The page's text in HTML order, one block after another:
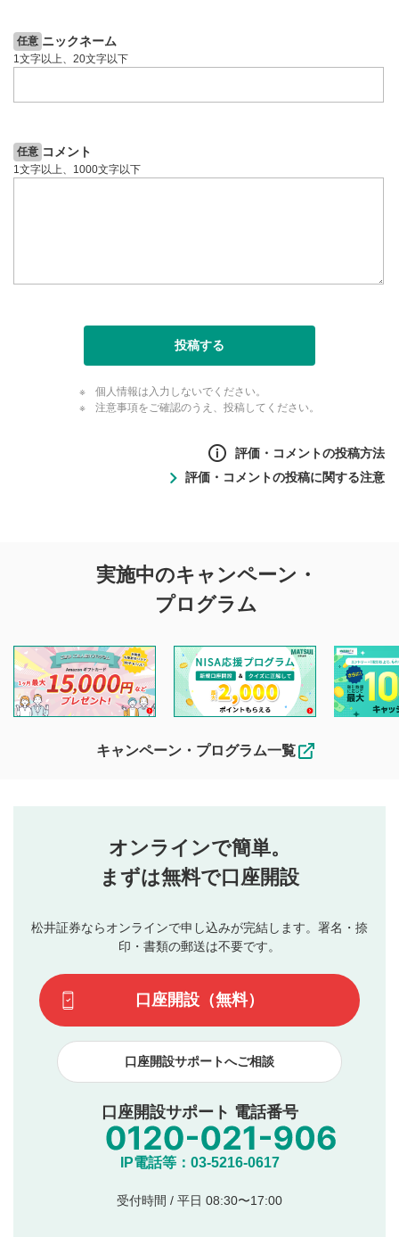
任意 ニックネーム
1文字以上、20文字以下
任意 コメント
1文字以上、1000文字以下
投稿する
個人情報は入力しないでください。
注意事項をご確認のうえ、投稿してください。
評価・コメントの投稿方法
投稿するボタン
星で評価をすると投稿できます。（お名前とコメント
3
動画の評価
です）
評価・コメントの投稿に関する注意
投稿に関する注意
を目的として、各動画コンテンツに、評価およびコメントの
投稿ができます。利用者は以下の注意事項をご理解のうえ、
閲覧および投稿を行うものとしてください。
他の利用者が動画を視聴される際の参考になるコメントをお
待ちしております。
なお、投稿をもって、本注意事項に同意されたものとみなし
行ってください。
当社は、利用者同士、もしくは利用者と第三者間のトラ
ブルによって生じた損害に対して一切の責任を負いませ
評価およびコメントは当社にて審査のうえ、掲載となり
ます。掲載されるまでに日数がかかる場合や掲載されない
てはお答えできません。各動画コンテンツへの掲載をもっ
て結果のご連絡といたします。ご了承ください。
下記の項目に該当すると判断された投稿内容は、掲載を
見合わせる場合がございます。
本動画コンテンツとは無関係の内容の投稿
他者への誹謗中傷や差別的表現投稿
公序良俗に反する内容の投稿
氏名、住所、電話番号など個人を特定できる情報の
他のサイトへの誘導や営利目的、広告・宣伝を目
他者の権利（商標、著作権、その他の知的財産
実施中のキャンペーン・
プログラム
キャンペーン・プログラム一覧
オンラインで簡単。
まずは無料で口座開設
松井証券ならオンラインで申し込みが完結します。署名・捺
印・書類の郵送は不要です。
口座開設（無料）
口座開設サポートへご相談
口座開設サポート 電話番号
IP電話等：03-5216-0617
受付時間 / 平日 08:30〜17:00